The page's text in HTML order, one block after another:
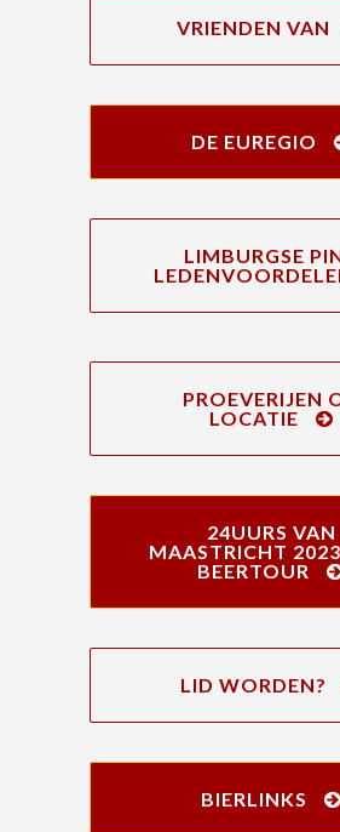
VRIENDEN VAN
DE EUREGIO
LIMBURGSE
PROEVERIJEN
LOCATIE
24UURS VAN
MAASTRICHT
BEERTOUR
LID WORDEN?
BIERLINKS